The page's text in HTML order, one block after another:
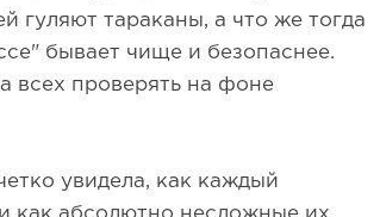
гуляют тараканы, а что же тогда
бывает чище и безопаснее.
всех проверять на фоне
увидела, как каждый